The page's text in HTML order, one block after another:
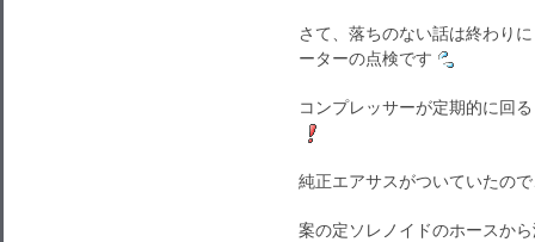
さて、落ちのない話は終わり
ーターの点検です
コンプレッサーが定期的に回
純正エアサスがついていたの
案の定ソレノイドのホースか